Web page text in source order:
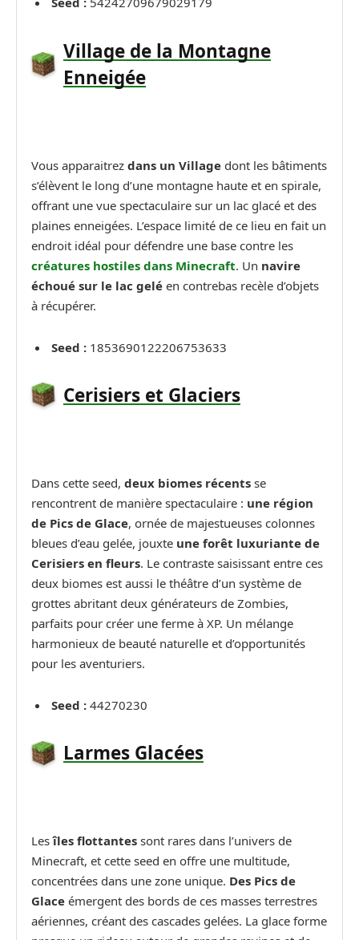
Village de la Montagne
Enneigée
Vous apparaitrez dans un Village dont les bâtiments
s’élèvent le long d’une montagne haute et en spirale,
offrant une vue spectaculaire sur un lac glacé et des
plaines enneigées. L’espace limité de ce lieu en fait un
endroit idéal pour défendre une base contre les
créatures hostiles dans Minecraft. Un navire
échoué sur le lac gelé en contrebas recèle d’objets
à récupérer.
Seed : 1853690122206753633
Cerisiers et Glaciers
Dans cette seed, deux biomes récents se
rencontrent de manière spectaculaire : une région
de Pics de Glace, ornée de majestueuses colonnes
bleues d’eau gelée, jouxte une forêt luxuriante de
Cerisiers en fleurs. Le contraste saisissant entre ces
deux biomes est aussi le théâtre d’un système de
grottes abritant deux générateurs de Zombies,
parfaits pour créer une ferme à XP. Un mélange
harmonieux de beauté naturelle et d’opportunités
pour les aventuriers.
Seed : 44270230
Larmes Glacées
Lesîles flottantes sont rares dans l’univers de
Minecraft, et cette seed en offre une multitude,
concentrées dans une zone unique. Des Pics de
Glace émergent des bords de ces masses terrestres
aériennes, créant des cascades gelées. La glace forme